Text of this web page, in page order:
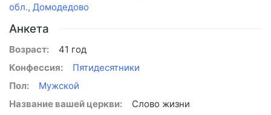
обл., Домодедово
Анкета
Возраст:
41 год
Конфессия:
Пятидесятники
Пол:
Мужской
Название вашей церкви:
Слово жизни